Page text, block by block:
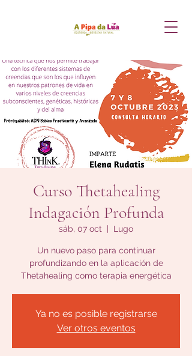
Curso Thetahealing
Indagación Profunda
sáb, 07 oct
  |
Lugo
Un nuevo paso para continuar
profundizando en la aplicación de
Thetahealing como terapia energética
Ya no es posible registrarse
Ver otros eventos